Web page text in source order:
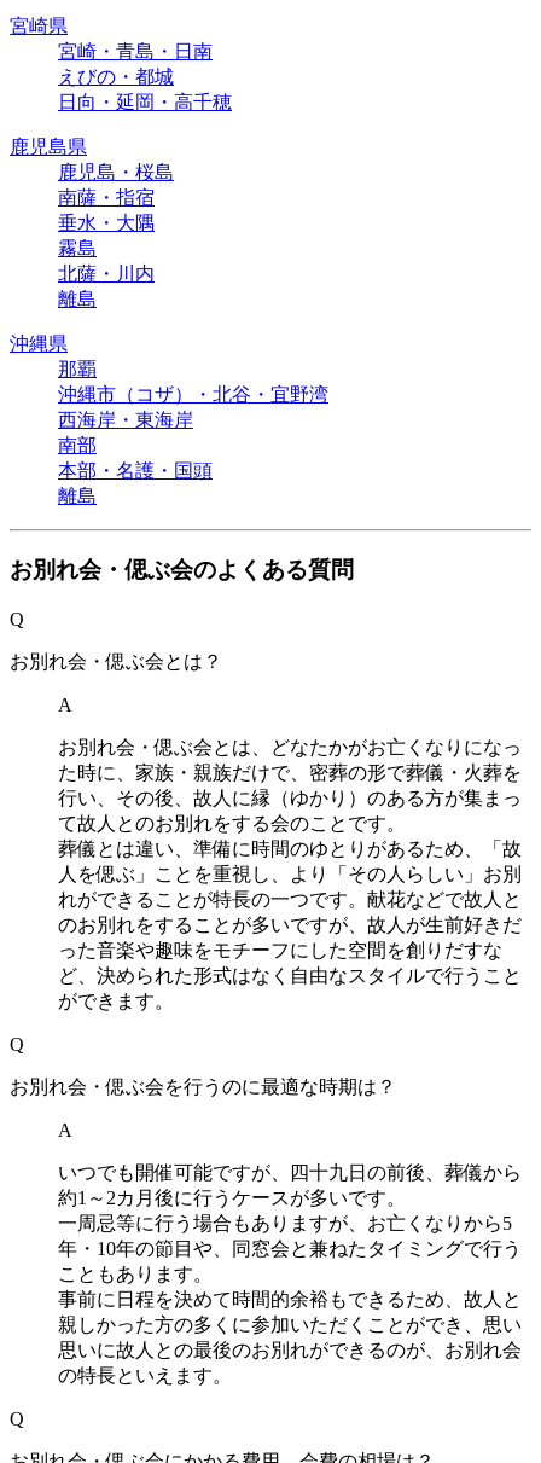
宮崎県
宮崎・青島・日南
えびの・都城
日向・延岡・高千穂
鹿児島県
鹿児島・桜島
南薩・指宿
垂水・大隅
霧島
北薩・川内
離島
沖縄県
那覇
沖縄市（コザ）・北谷・宜野湾
西海岸・東海岸
南部
本部・名護・国頭
離島
お別れ会・偲ぶ会のよくある質問
Q
お別れ会・偲ぶ会とは？
A
お別れ会・偲ぶ会とは、どなたかがお亡くなりになっ
た時に、家族・親族だけで、密葬の形で葬儀・火葬を
行い、その後、故人に縁（ゆかり）のある方が集まっ
て故人とのお別れをする会のことです。
葬儀とは違い、準備に時間のゆとりがあるため、「故
人を偲ぶ」ことを重視し、より「その人らしい」お別
れができることが特長の一つです。献花などで故人と
のお別れをすることが多いですが、故人が生前好きだ
った音楽や趣味をモチーフにした空間を創りだすな
ど、決められた形式はなく自由なスタイルで行うこと
ができます。
Q
お別れ会・偲ぶ会を行うのに最適な時期は？
A
いつでも開催可能ですが、四十九日の前後、葬儀から
約1～2カ月後に行うケースが多いです。
一周忌等に行う場合もありますが、お亡くなりから5
年・10年の節目や、同窓会と兼ねたタイミングで行う
こともあります。
事前に日程を決めて時間的余裕もできるため、故人と
親しかった方の多くに参加いただくことができ、思い
思いに故人との最後のお別れができるのが、お別れ会
の特長といえます。
Q